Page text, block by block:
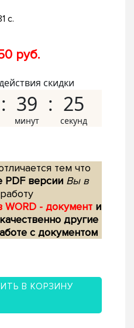
с.
руб.
скидки
39 24
тем что
PDF версии Вы в
- документ и
другие
с документом
В КОРЗИНУ